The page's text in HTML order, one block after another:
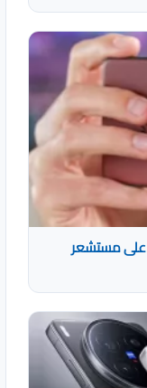
تسريبات تكشف اعتماد vivo X300 Ultra على مستشعر